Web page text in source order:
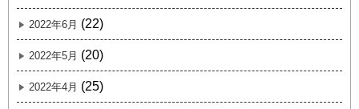
2022年6月 (22)
2022年5月 (20)
2022年4月 (25)